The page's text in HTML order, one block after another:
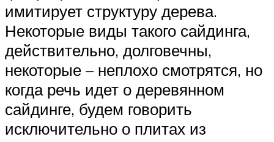
имитирует структуру дерева.
Некоторые виды такого сайдинга,
действительно, долговечны,
некоторые – неплохо смотрятся, но
когда речь идет о деревянном
сайдинге, будем говорить
исключительно о плитах из